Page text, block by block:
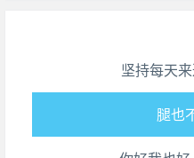
坚持每天
走路
腿也